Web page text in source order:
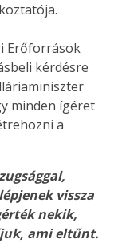
Erőforrások
kérdésre
minden ígéret
a
vissza
nekik,
ami eltűnt.